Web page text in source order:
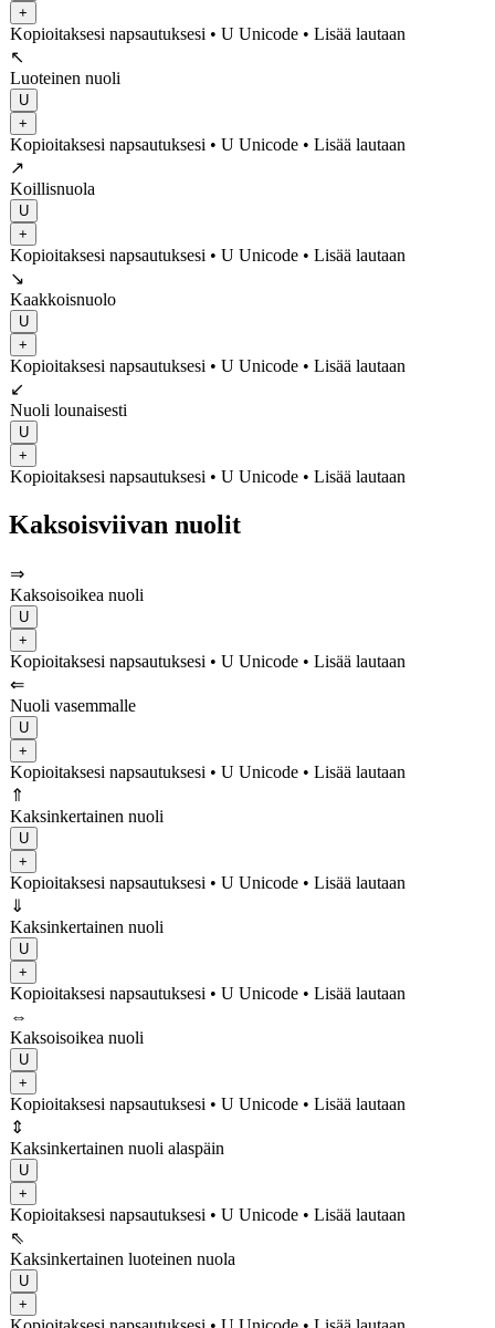
+
Kopioitaksesi napsautuksesi • U Unicode • Lisää lautaan
↖
Luoteinen nuoli
U
+
Kopioitaksesi napsautuksesi • U Unicode • Lisää lautaan
↗
Koillisnuola
U
+
Kopioitaksesi napsautuksesi • U Unicode • Lisää lautaan
↘
Kaakkoisnuolo
U
+
Kopioitaksesi napsautuksesi • U Unicode • Lisää lautaan
↙
Nuoli lounaisesti
U
+
Kopioitaksesi napsautuksesi • U Unicode • Lisää lautaan
Kaksoisviivan nuolit
⇒
Kaksoisoikea nuoli
U
+
Kopioitaksesi napsautuksesi • U Unicode • Lisää lautaan
⇐
Nuoli vasemmalle
U
+
Kopioitaksesi napsautuksesi • U Unicode • Lisää lautaan
⇑
Kaksinkertainen nuoli
U
+
Kopioitaksesi napsautuksesi • U Unicode • Lisää lautaan
⇓
Kaksinkertainen nuoli
U
+
Kopioitaksesi napsautuksesi • U Unicode • Lisää lautaan
⇔
Kaksoisoikea nuoli
U
+
Kopioitaksesi napsautuksesi • U Unicode • Lisää lautaan
⇕
Kaksinkertainen nuoli alaspäin
U
+
Kopioitaksesi napsautuksesi • U Unicode • Lisää lautaan
⇖
Kaksinkertainen luoteinen nuola
U
+